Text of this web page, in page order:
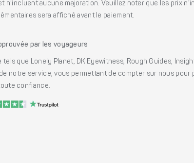
aucune majoration. Veuillez noter que les prix
sera affiché avant le paiement.
par les voyageurs
que Lonely Planet, DK Eyewitness, Rough Guides,
notre service, vous permettant de compter sur nous
confiance.